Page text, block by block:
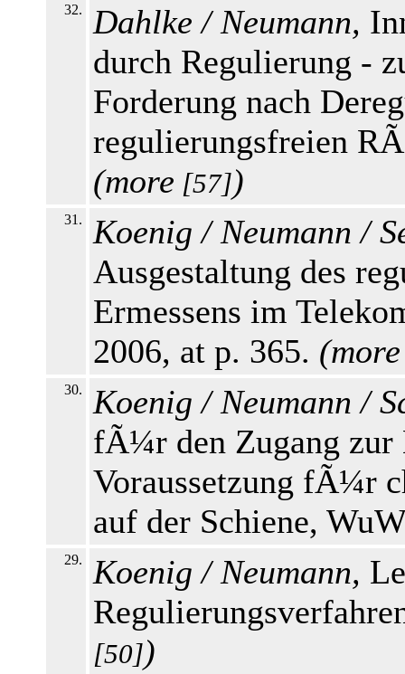
32. Dahlke / Neumann,
durch Regulierung -
Forderung nach
regulierungsfreien
(more [57])
31.
Koenig / Neumann /
Ausgestaltung des
Ermessens im
2006, at p. 365. (more
30.
Koenig / Neumann /
fÃ¼r den Zugang zur
Voraussetzung fÃ¼r
auf der Schiene,
29. Koenig / Neumann,
[50])